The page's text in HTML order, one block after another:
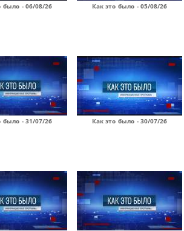
было - 06/08/26 Как это было - 05/08/26
было - 31/07/26 Как это было - 30/07/26